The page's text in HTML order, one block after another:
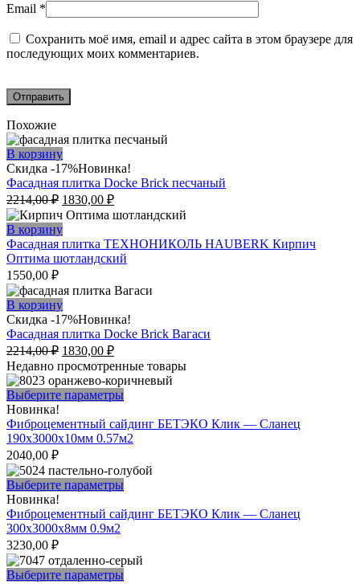
Email *
Сохранить моё имя, email и адрес сайта в этом браузере для
последующих моих комментариев.
Похожие
В корзину
Скидка -17%Новинка!
Фасадная плитка Docke Brick песчаный
2214,00₽ Первоначальная
цена
составляла
2214,00 ₽.
1830,00 ₽Текущая
цена:
В корзину
Фасадная плитка ТЕХНОНИКОЛЬ HAUBERK Кирпич
Оптима шотландский
1550,00 ₽
В корзину
Скидка -17%Новинка!
Фасадная плитка Docke Brick Вагаси
2214,00₽ Первоначальная
цена
составляла
2214,00 ₽.
1830,00 ₽Текущая
цена:
1830,00 ₽.
Недавно просмотренные товары
Выберите параметры
имеет
несколько
Опции
можно
выбрать
на
странице
Новинка!
Фиброцементный сайдинг БЕТЭКО Клик — Сланец
190х3000х10мм 0.57м2
2040,00 ₽
Выберите параметры
имеет
Опции
можно
Новинка!
Фиброцементный сайдинг БЕТЭКО Клик — Сланец
300х3000х8мм 0.9м2
3230,00 ₽
Выберите параметры